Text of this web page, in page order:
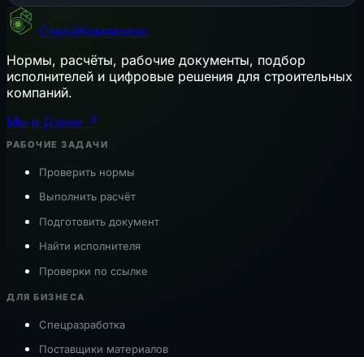
СтройКомплаенс
Нормы, расчёты, рабочие документы, подбор
исполнителей и цифровые решения для строительных
компаний.
Мы в Дзене ↗
РАБОЧИЕ ЗАДАЧИ
Проверить нормы
Выполнить расчёт
Подготовить документ
Найти исполнителя
Проверки по ссылке
ДЛЯ БИЗНЕСА
Спецразработка
Поставщики материалов